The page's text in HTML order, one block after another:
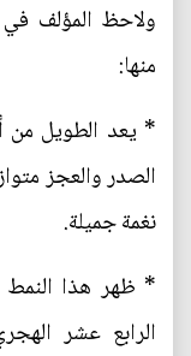
ولاحظ المؤلف
منها:
* يعد الطويل من
الصدر والعجز
نغمة جميلة.
* ظهر هذا النمط
الرابع عشر